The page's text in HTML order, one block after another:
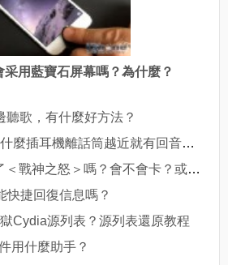
用藍寶石屏幕嗎？為什麼？
聽歌，有什麼好方法？
剛入4S，請問為什麼插耳機離話筒越近就有回音呢？還有藍牙對方聽不清楚~
iphone3gs玩得了＜戰神之怒＞嗎？會不會卡？或者玩一些大型的動作3d游戲卡嗎？
快捷回復信息嗎？
Cydia源列表？源列表還原教程
用什麼助手？